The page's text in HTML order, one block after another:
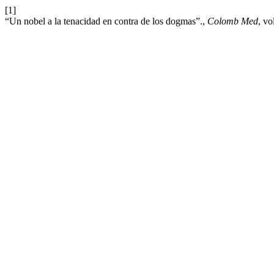
[1]
“Un nobel a la tenacidad en contra de los dogmas”., Colomb Med,